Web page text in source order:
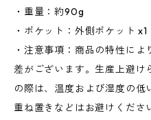
・重量：約90g
・ポケット：外側ポケット x1
・注意事項：商品の特性によ
差がございます。生産上避け
の際は、温度および湿度の低
重ね置きなどはお避けくださ